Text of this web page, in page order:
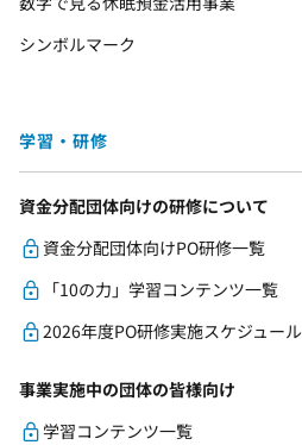
シンボルマーク
学習・研修
資金分配団体向けの研修について
資金分配団体向けPO研修一覧
「10の力」学習コンテンツ一覧
2026年度PO研修実施スケジュール
事業実施中の団体の皆様向け
学習コンテンツ一覧